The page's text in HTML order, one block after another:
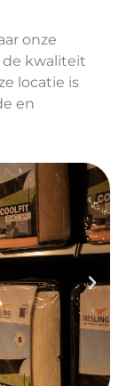
onze
de kwaliteit
locatie is
en